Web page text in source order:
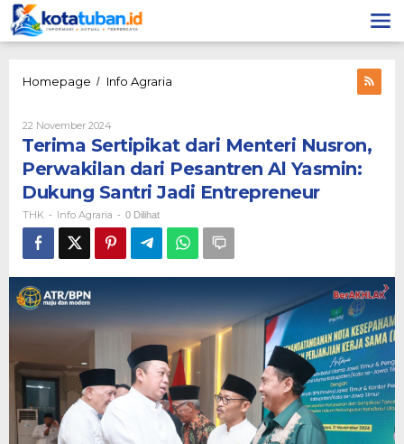
Lewati
ke
konten
Homepage / Info Agraria
Nusron,
Perwakilan
dari
Pesantren
Yasmin:
Dukung
Santri
Jadi
22 November 2024Oleh
THK
Terima Sertipikat dari Menteri Nusron,
Perwakilan dari Pesantren Al Yasmin:
Dukung Santri Jadi Entrepreneur
THK - Info Agraria - 0 Dilihat